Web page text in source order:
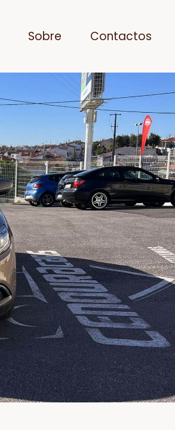
Sobre Contactos